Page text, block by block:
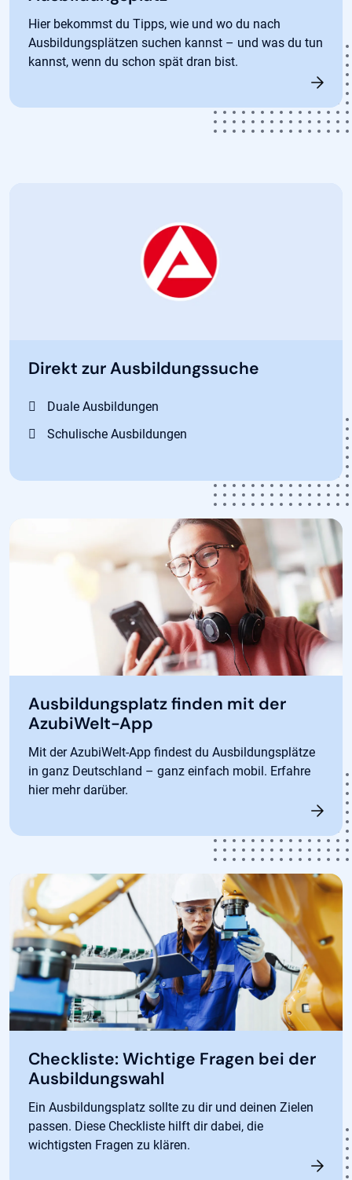
Hier bekommst du Tipps, wie und wo du nach
Ausbildungsplätzen suchen kannst – und was du tun
kannst, wenn du schon spät dran bist.
Direkt zur Ausbildungssuche
Duale Ausbildungen
Schulische Ausbildungen
Ausbildungsplatz finden mit der
AzubiWelt-App
Mit der AzubiWelt-App findest du Ausbildungsplätze
in ganz Deutschland – ganz einfach mobil. Erfahre
hier mehr darüber.
Checkliste: Wichtige Fragen bei der
Ausbildungswahl
Ein Ausbildungsplatz sollte zu dir und deinen Zielen
passen. Diese Checkliste hilft dir dabei, die
wichtigsten Fragen zu klären.